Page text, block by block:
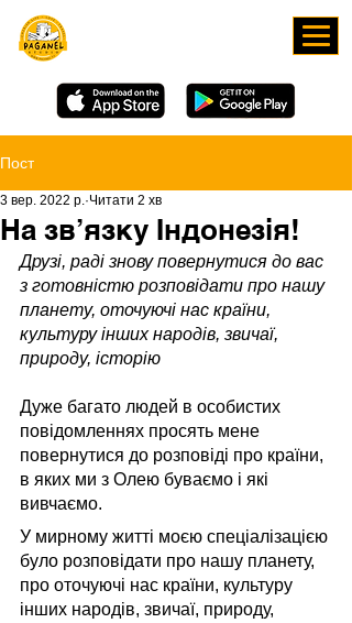
Пост
На зв’язку Індонезія!
3 вер. 2022 р. Читати 2 хв
Друзі, раді знову повернутися до вас
з готовністю розповідати про нашу
планету, оточуючі нас країни,
культуру інших народів, звичаї,
природу, історію
Дуже багато людей в особистих
повідомленнях просять мене
повернутися до розповіді про країни,
в яких ми з Олею буваємо і які
вивчаємо.
У мирному житті моєю спеціалізацією
було розповідати про нашу планету,
про оточуючі нас країни, культуру
інших народів, звичаї, природу,